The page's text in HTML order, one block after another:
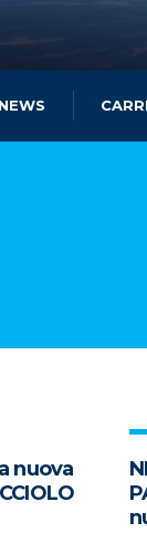
NEWS
nuova